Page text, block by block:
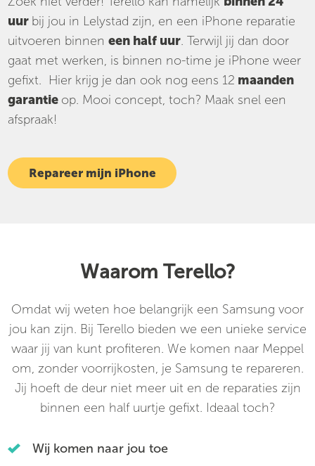
uur bij jou in Lelystad zijn, en een iPhone reparatie
uitvoeren binneneen half uur. Terwijl jij dan door
gaat met werken, is binnen no-time je iPhone weer
gefixt. Hier krijg je dan ook nog eens 12 maanden
garantie op. Mooi concept, toch? Maak snel een
afspraak!
Repareer mijn iPhone
Waarom Terello?
Omdat wij weten hoe belangrijk een Samsung voor
jou kan zijn. Bij Terello bieden we een unieke service
waar jij van kunt profiteren. We komen naar Meppel
om, zonder voorrijkosten, je Samsung te repareren.
Jij hoeft de deur niet meer uit en de reparaties zijn
binnen een half uurtje gefixt. Ideaal toch?
Wij komen naar jou toe